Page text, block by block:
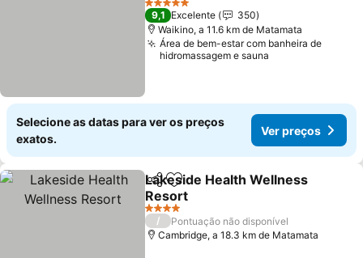
5 Estrelas
9,1 Excelente
350
Waikino, a 11.6 km de Matamata
Área de bem-estar com banheira de
hidromassagem e sauna
Selecione as datas para ver os preços
exatos.
Ver preços
PartilharAdicionar aos favoritos
Lakeside Health Wellness
Resort
4 Estrelas
/
Pontuação não disponível
Cambridge, a 18.3 km de Matamata